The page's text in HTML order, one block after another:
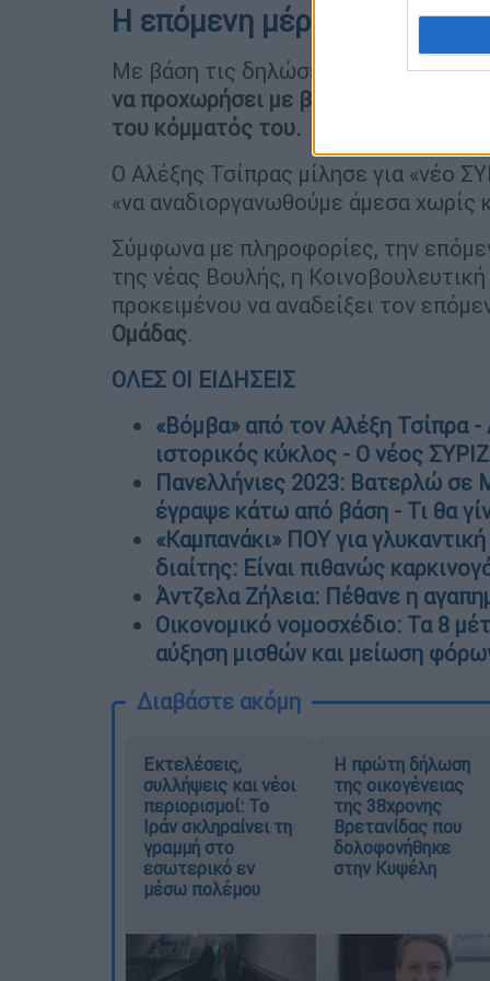
Η επόμενη μέρα στον
Με βάση τις δηλώσεις του Αλέξη
να προχωρήσει με βάση το
του κόμματός του.
Ο Αλέξης Τσίπρας μίλησε για «νέο
«να αναδιοργανωθούμε άμεσα χωρίς
Σύμφωνα με πληροφορίες, την
της νέας Βουλής, η
προκειμένου να αναδείξει τον
Ομάδας.
ΟΛΕΣ ΟΙ ΕΙΔΗΣΕΙΣ
«Βόμβα» από τον Αλέξη Τσίπρα
ιστορικός κύκλος - Ο νέος
Πανελλήνιες 2023: Βατερλώ σε
έγραψε κάτω από βάση - Τι θα
«Καμπανάκι» ΠΟΥ για
διαίτης: Είναι πιθανώς
Άντζελα Ζήλεια: Πέθανε η
Οικονομικό νομοσχέδιο: Τα 8
αύξηση μισθών και μείωση
Διαβάστε ακόμη
Εκτελέσεις,
συλλήψεις και νέοι
περιορισμοί: Το
Ιράν σκληραίνει τη
γραμμή στο
εσωτερικό εν
μέσω πολέμου
Η πρώτη δήλωση
της οικογένειας
της 38χρονης
Βρετανίδας που
δολοφονήθηκε
στην Κυψέλη